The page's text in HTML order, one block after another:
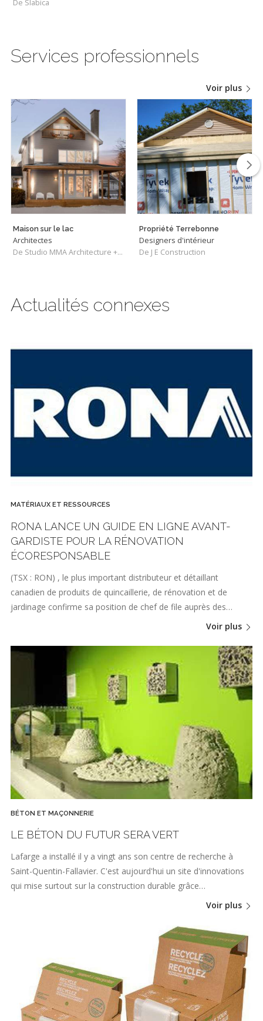
De Slabica
Services professionnels
Voir plus
Maison sur le lac
Architectes
De Studio MMA Architecture + Design
Propriété Terrebonne
Designers d'intérieur
De J E Construction
Actualités connexes
MATÉRIAUX ET RESSOURCES
RONA LANCE UN GUIDE EN LIGNE AVANT-
GARDISTE POUR LA RÉNOVATION
ÉCORESPONSABLE
(TSX : RON) , le plus important distributeur et détaillant
canadien de produits de quincaillerie, de rénovation et de
jardinage confirme sa position de chef de file auprès des…
Voir plus
BÉTON ET MAÇONNERIE
LE BÉTON DU FUTUR SERA VERT
Lafarge a installé il y a vingt ans son centre de recherche à
Saint-Quentin-Fallavier. C'est aujourd'hui un site d'innovations
qui mise surtout sur la construction durable grâce…
Voir plus